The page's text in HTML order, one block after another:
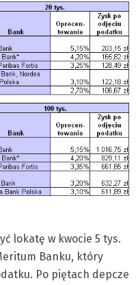
lokatę w kwocie 5 tys.
Banku, który
Po piętach depcze